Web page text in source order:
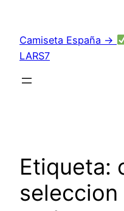
contenido
Camiseta España →
LARS7
Etiqueta:
seleccion